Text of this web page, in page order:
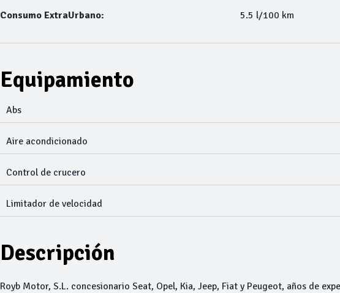
Consumo ExtraUrbano: 5.5 l/100 km
Equipamiento
Abs
Aire acondicionado
Control de crucero
Limitador de velocidad
Descripción
Royb Motor, S.L. concesionario Seat, Opel, Kia, Jeep, Fiat y Peugeot, años de